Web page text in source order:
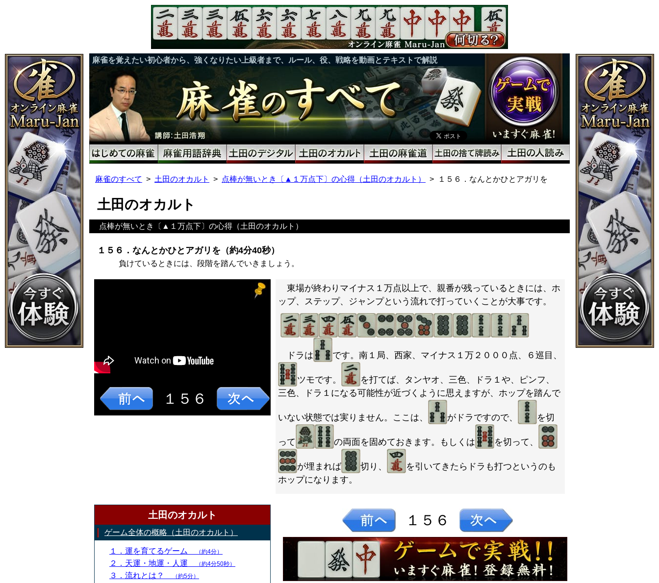
麻雀を覚えたい初心者から、強くなりたい上級者まで、ルール、役、戦略を動画とテキストで解説
麻雀のすべて 土田のオカルト 点棒が無いとき〔▲１万点下〕の心得（土田のオカルト） １５６．なんとかひとアガリを
土田のオカルト
点棒が無いとき〔▲１万点下〕の心得（土田のオカルト）
１５６．なんとかひとアガリを（約4分40秒）
負けているときには、段階を踏んでいきましょう。
１５６
土田のオカルト
ゲーム全体の概略（土田のオカルト）
１．運を育てるゲーム （約4分）
２．天運・地運・人運 （約4分50秒）
３．流れとは？ （約5分）
東場が終わりマイナス１万点以上で、親番が残っているときには、ホ
ップ、ステップ、ジャンプという流れで打っていくことが大事です。
ドラは です。南１局、西家、マイナス１万２０００点、６巡目、
ツモです。
を打てば、タンヤオ、三色、ドラ１や、ピンフ、
三色、ドラ１になる可能性が近づくように思えますが、ホップを踏んで
いない状態では実りません。ここは、 がドラですので、 を切
って の両面を固めておきます。もしくは を切って、
が埋まれば 切り、
を引いてきたらドラも打つというのも
ホップになります。
１５６